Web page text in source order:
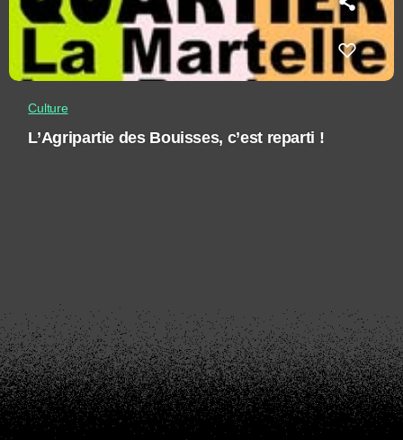
Culture
L’Agripartie des Bouisses, c’est reparti !